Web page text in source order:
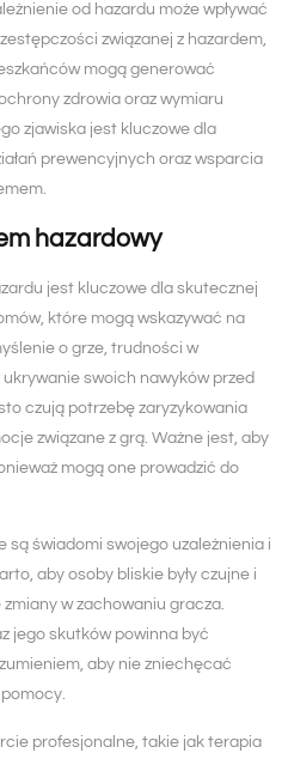
od hazardu może wpływać
związanej z hazardem,
mogą generować
zdrowia oraz wymiaru
zjawiska jest kluczowe dla
prewencyjnych oraz wsparcia
hazardowy
jest kluczowe dla skutecznej
które mogą wskazywać na
o grze, trudności w
swoich nawyków przed
czują potrzebę zaryzykowania
związane z grą. Ważne jest, aby
mogą one prowadzić do
są świadomi swojego uzależnienia i
aby osoby bliskie były czujne i
w zachowaniu gracza.
jego skutków powinna być
aby nie zniechęcać
profesjonalne, takie jak terapia